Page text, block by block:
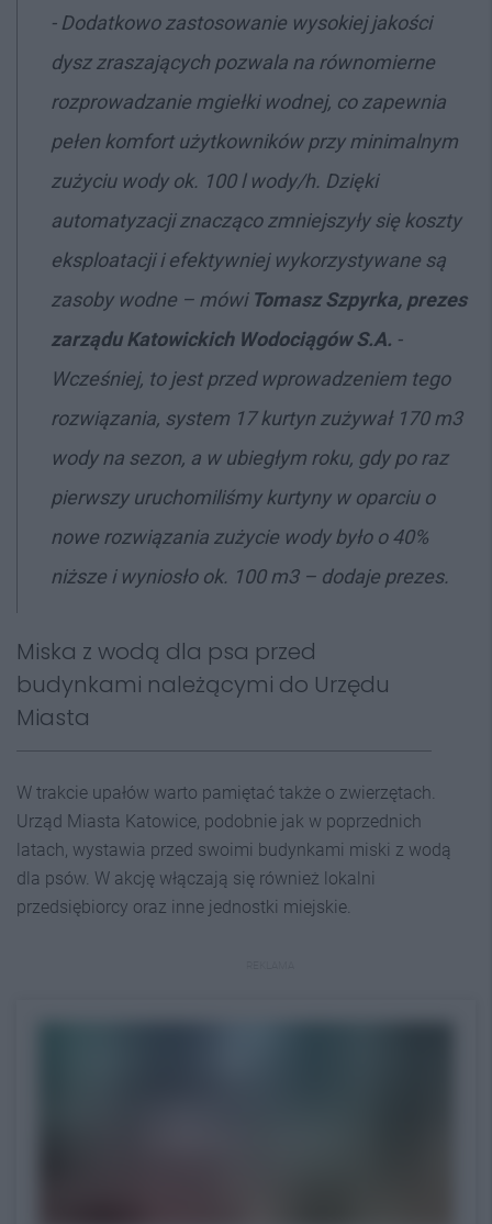
- Dodatkowo zastosowanie wysokiej jakości
dysz zraszających pozwala na równomierne
rozprowadzanie mgiełki wodnej, co zapewnia
pełen komfort użytkowników przy minimalnym
zużyciu wody ok. 100 l wody/h. Dzięki
automatyzacji znacząco zmniejszyły się koszty
eksploatacji i efektywniej wykorzystywane są
zasoby wodne – mówi Tomasz Szpyrka, prezes
zarządu Katowickich Wodociągów S.A. -
Wcześniej, to jest przed wprowadzeniem tego
rozwiązania, system 17 kurtyn zużywał 170 m3
wody na sezon, a w ubiegłym roku, gdy po raz
pierwszy uruchomiliśmy kurtyny w oparciu o
nowe rozwiązania zużycie wody było o 40%
niższe i wyniosło ok. 100 m3 – dodaje prezes.
Miska z wodą dla psa przed
budynkami należącymi do Urzędu
Miasta
W trakcie upałów warto pamiętać także o zwierzętach.
Urząd Miasta Katowice, podobnie jak w poprzednich
latach, wystawia przed swoimi budynkami miski z wodą
dla psów. W akcję włączają się również lokalni
przedsiębiorcy oraz inne jednostki miejskie.